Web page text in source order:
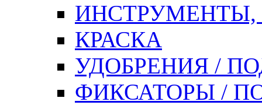
ИНСТРУМЕНТЫ,
КРАСКА
УДОБРЕНИЯ /
ФИКСАТОРЫ /